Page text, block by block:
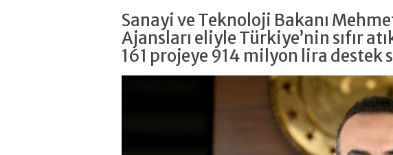
Sanayi ve Teknoloji Bakanı
Ajansları eliyle Türkiye’nin sıfır
161 projeye 914 milyon lira destek